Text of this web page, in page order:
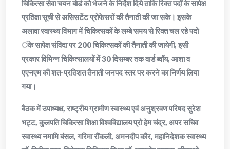
चिकित्सा सेवा चयन बोर्ड को भेजने के निर्देश दिये ताकि रिक्त पदों के सापेक्ष
प्रतिक्षा सूची से असिसटेंट प्रोफेसरों की तैनाती की जा सके। इसके
अलावा स्वास्थ्य विभाग में चिकित्सकों के लम्बे समय से रिक्त चल रहे पदो
ंके सापेक्ष संविदा पर 200 चिकित्सकों की तैनाती की जायेगी, इसी
प्रकार विभिन्न चिकित्सालयों में 30 दिसम्बर तक वार्ड ब्वॉय, आशा व
एएनएम की शत-प्रतिशत तैनाती जनपद स्तर पर करने का निर्णय लिया
गया।
बैठक में उपाध्यक्ष, राष्ट्रीय ग्रामीण स्वास्थ्य एवं अनुश्रवण परिषद सुरेश
भट्ट, कुलपति चिकित्सा शिक्षा विश्वविद्यालय प्रो हेम चंद्र, अपर सचिव
स्वास्थ्य नमामि बंसल, गरिमा रौंकली, अमनदीप कौर, महानिदेशक स्वास्थ्य